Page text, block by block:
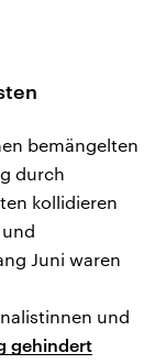
bemängelten
durch
kollidieren
Juni waren
und
gehindert